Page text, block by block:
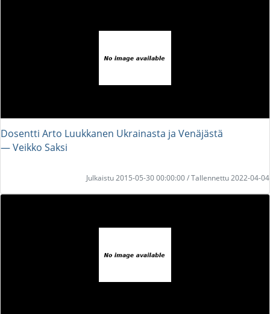
Dosentti Arto Luukkanen Ukrainasta ja Venäjästä
― Veikko Saksi
Julkaistu 2015-05-30 00:00:00 / Tallennettu 2022-04-04